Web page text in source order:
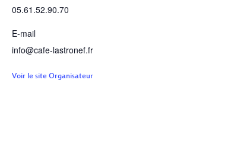
05.61.52.90.70
E-mail
info@cafe-lastronef.fr
Voir le site Organisateur